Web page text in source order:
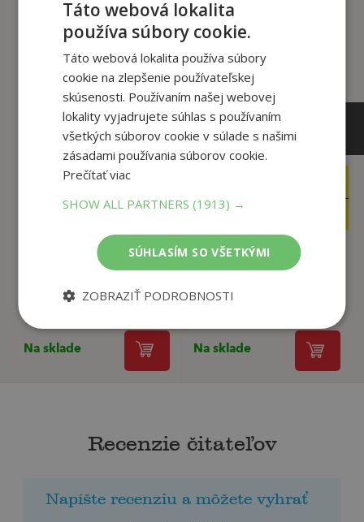
tento titul si tiež kúpili
24 €
Nežná revolúcia
Na sklade
1918, 1938, 1948,
Na sklade
Recenzie čitateľov
Napíšte recenziu a môžete vyhrať
Táto webová lokalita
používa súbory cookie.
Táto webová lokalita používa súbory
cookie na zlepšenie používateľskej
skúsenosti. Používaním našej webovej
lokality vyjadrujete súhlas s používaním
všetkých súborov cookie v súlade s našimi
zásadami používania súborov cookie.
Prečítať viac
SHOW ALL PARTNERS(1913) →
SÚHLASÍM SO VŠETKÝMI
ZOBRAZIŤ PODROBNOSTI